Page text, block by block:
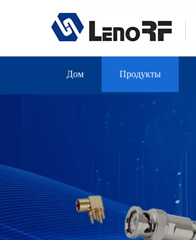
Дом Продукты